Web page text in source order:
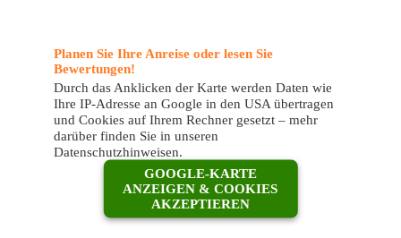
Planen Sie Ihre Anreise oder lesen Sie
Bewertungen!
Durch das Anklicken der Karte werden Daten wie
Ihre IP-Adresse an Google in den USA übertragen
und Cookies auf Ihrem Rechner gesetzt – mehr
darüber finden Sie in unseren
Datenschutzhinweisen.
GOOGLE-KARTE
ANZEIGEN & COOKIES
AKZEPTIEREN